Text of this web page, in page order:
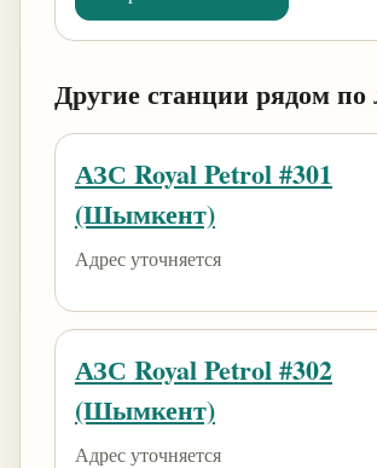
Другие станции рядом по
АЗС Royal Petrol #301
(Шымкент)
Адрес уточняется
АЗС Royal Petrol #302
(Шымкент)
Адрес уточняется